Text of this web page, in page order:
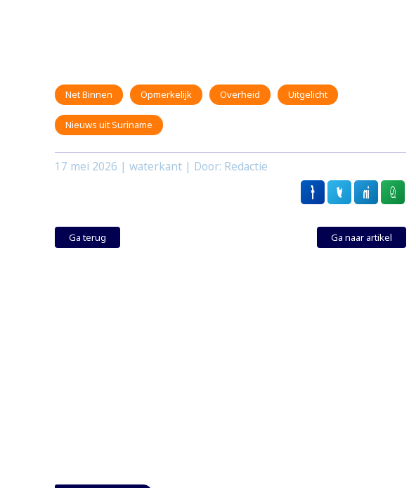
Net Binnen Opmerkelijk Overheid Uitgelicht
Nieuws uit Suriname
17 mei 2026 | waterkant | Door: Redactie
Ga terug Ga naar artikel